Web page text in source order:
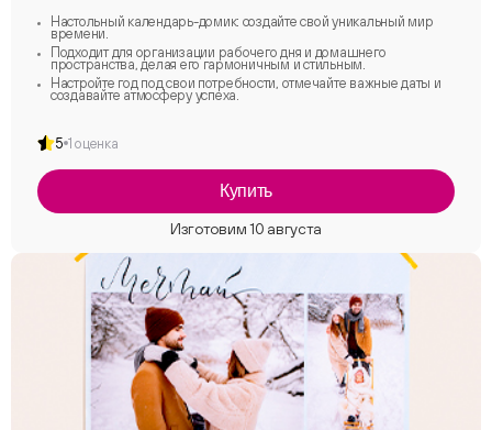
Настольный календарь-домик: создайте свой уникальный мир
времени.
Подходит для организации рабочего дня и домашнего
пространства, делая его гармоничным и стильным.
Настройте год под свои потребности, отмечайте важные даты и
создавайте атмосферу успеха.
5 1 оценка
Купить